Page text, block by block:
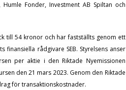
Humle Fonder, Investment AB Spiltan och
till 54 kronor och har fastställts genom ett
rådgivare SEB. Styrelsens anser
per aktie i den Riktade Nyemissionen
den21 mars 2023. Genom den Riktade
för transaktionskostnader.